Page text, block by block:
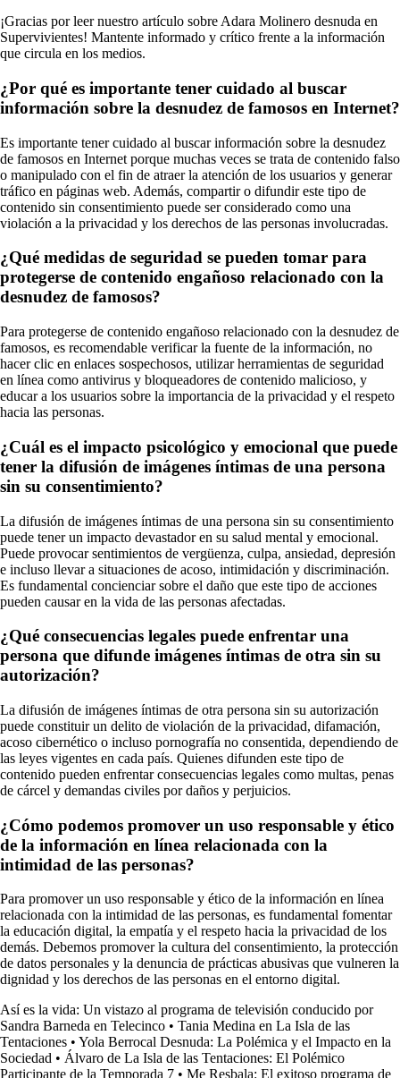
¡Gracias por leer nuestro artículo sobre Adara Molinero desnuda en
Supervivientes! Mantente informado y crítico frente a la información
que circula en los medios.
¿Por qué es importante tener cuidado al buscar
información sobre la desnudez de famosos en Internet?
Es importante tener cuidado al buscar información sobre la desnudez
de famosos en Internet porque muchas veces se trata de contenido falso
o manipulado con el fin de atraer la atención de los usuarios y generar
tráfico en páginas web. Además, compartir o difundir este tipo de
contenido sin consentimiento puede ser considerado como una
violación a la privacidad y los derechos de las personas involucradas.
¿Qué medidas de seguridad se pueden tomar para
protegerse de contenido engañoso relacionado con la
desnudez de famosos?
Para protegerse de contenido engañoso relacionado con la desnudez de
famosos, es recomendable verificar la fuente de la información, no
hacer clic en enlaces sospechosos, utilizar herramientas de seguridad
en línea como antivirus y bloqueadores de contenido malicioso, y
educar a los usuarios sobre la importancia de la privacidad y el respeto
hacia las personas.
¿Cuál es el impacto psicológico y emocional que puede
tener la difusión de imágenes íntimas de una persona
sin su consentimiento?
La difusión de imágenes íntimas de una persona sin su consentimiento
puede tener un impacto devastador en su salud mental y emocional.
Puede provocar sentimientos de vergüenza, culpa, ansiedad, depresión
e incluso llevar a situaciones de acoso, intimidación y discriminación.
Es fundamental concienciar sobre el daño que este tipo de acciones
pueden causar en la vida de las personas afectadas.
¿Qué consecuencias legales puede enfrentar una
persona que difunde imágenes íntimas de otra sin su
autorización?
La difusión de imágenes íntimas de otra persona sin su autorización
puede constituir un delito de violación de la privacidad, difamación,
acoso cibernético o incluso pornografía no consentida, dependiendo de
las leyes vigentes en cada país. Quienes difunden este tipo de
contenido pueden enfrentar consecuencias legales como multas, penas
de cárcel y demandas civiles por daños y perjuicios.
¿Cómo podemos promover un uso responsable y ético
de la información en línea relacionada con la
intimidad de las personas?
Para promover un uso responsable y ético de la información en línea
relacionada con la intimidad de las personas, es fundamental fomentar
la educación digital, la empatía y el respeto hacia la privacidad de los
demás. Debemos promover la cultura del consentimiento, la protección
de datos personales y la denuncia de prácticas abusivas que vulneren la
dignidad y los derechos de las personas en el entorno digital.
Así es la vida: Un vistazo al programa de televisión conducido por
Sandra Barneda en Telecinco • Tania Medina en La Isla de las
Tentaciones • Yola Berrocal Desnuda: La Polémica y el Impacto en la
Sociedad • Álvaro de La Isla de las Tentaciones: El Polémico
Participante de la Temporada 7 • Me Resbala: El exitoso programa de